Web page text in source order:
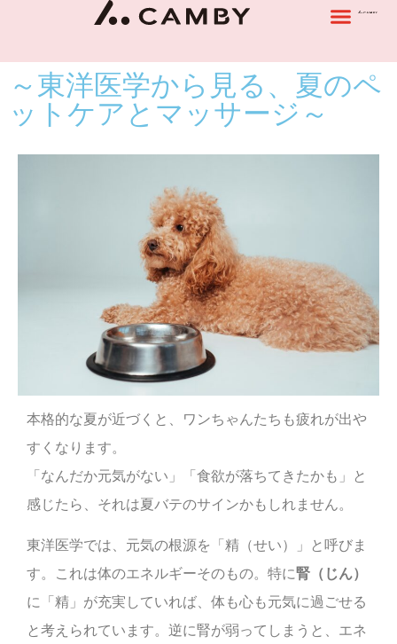
～東洋医学から見る、夏のペ
ットケアとマッサージ～
本格的な夏が近づくと、ワンちゃんたちも疲れが出や
すくなります。
「なんだか元気がない」「食欲が落ちてきたかも」と
感じたら、それは夏バテのサインかもしれません。
東洋医学では、元気の根源を「精（せい）」と呼びま
す。これは体のエネルギーそのもの。特に腎（じん）
に「精」が充実していれば、体も心も元気に過ごせる
と考えられています。逆に腎が弱ってしまうと、エネ